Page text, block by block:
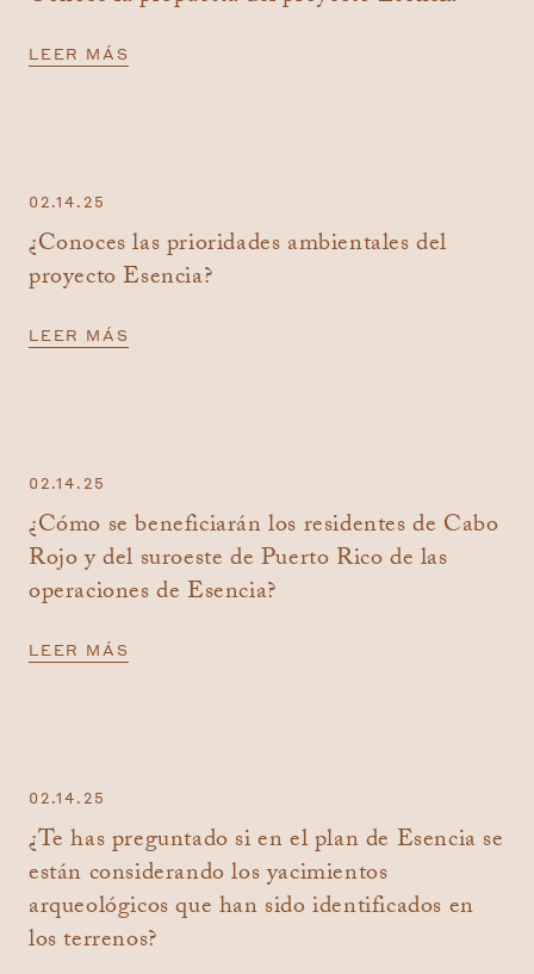
LEER MÁS
02.14.25
¿Conoces las prioridades ambientales del
proyecto Esencia?
LEER MÁS
02.14.25
¿Cómo se beneficiarán los residentes de Cabo
Rojo y del suroeste de Puerto Rico de las
operaciones de Esencia?
LEER MÁS
02.14.25
¿Te has preguntado si en el plan de Esencia se
están considerando los yacimientos
arqueológicos que han sido identificados en
los terrenos?